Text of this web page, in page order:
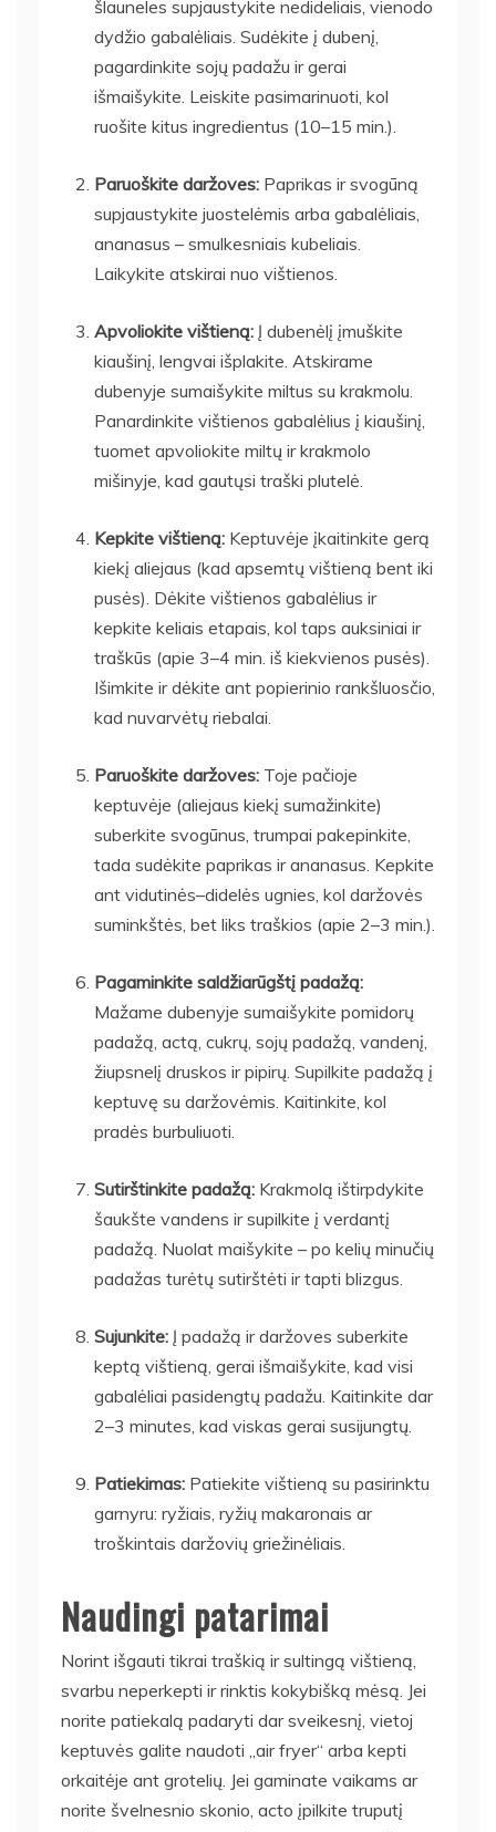
šlauneles supjaustykite nedideliais, vienodo
dydžio gabalėliais. Sudėkite į dubenį,
pagardinkite sojų padažu ir gerai
išmaišykite. Leiskite pasimarinuoti, kol
ruošite kitus ingredientus (10–15 min.).
Paruoškite daržoves: Paprikas ir svogūną
supjaustykite juostelėmis arba gabalėliais,
ananasus – smulkesniais kubeliais.
Laikykite atskirai nuo vištienos.
Apvoliokite vištieną: Į dubenėlį įmuškite
kiaušinį, lengvai išplakite. Atskirame
dubenyje sumaišykite miltus su krakmolu.
Panardinkite vištienos gabalėlius į kiaušinį,
tuomet apvoliokite miltų ir krakmolo
mišinyje, kad gautųsi traški plutelė.
Kepkite vištieną: Keptuvėje įkaitinkite gerą
kiekį aliejaus (kad apsemtų vištieną bent iki
pusės). Dėkite vištienos gabalėlius ir
kepkite keliais etapais, kol taps auksiniai ir
traškūs (apie 3–4 min. iš kiekvienos pusės).
Išimkite ir dėkite ant popierinio rankšluosčio,
kad nuvarvėtų riebalai.
Paruoškite daržoves: Toje pačioje
keptuvėje (aliejaus kiekį sumažinkite)
suberkite svogūnus, trumpai pakepinkite,
tada sudėkite paprikas ir ananasus. Kepkite
ant vidutinės–didelės ugnies, kol daržovės
suminkštės, bet liks traškios (apie 2–3 min.).
Pagaminkite saldžiarūgštį padažą:
Mažame dubenyje sumaišykite pomidorų
padažą, actą, cukrų, sojų padažą, vandenį,
žiupsnelį druskos ir pipirų. Supilkite padažą į
keptuvę su daržovėmis. Kaitinkite, kol
pradės burbuliuoti.
Sutirštinkite padažą: Krakmolą ištirpdykite
šaukšte vandens ir supilkite į verdantį
padažą. Nuolat maišykite – po kelių minučių
padažas turėtų sutirštėti ir tapti blizgus.
Sujunkite: Į padažą ir daržoves suberkite
keptą vištieną, gerai išmaišykite, kad visi
gabalėliai pasidengtų padažu. Kaitinkite dar
2–3 minutes, kad viskas gerai susijungtų.
Patiekimas: Patiekite vištieną su pasirinktu
garnyru: ryžiais, ryžių makaronais ar
troškintais daržovių griežinėliais.
Naudingi patarimai
Norint išgauti tikrai traškią ir sultingą vištieną,
svarbu neperkepti ir rinktis kokybišką mėsą. Jei
norite patiekalą padaryti dar sveikesnį, vietoj
keptuvės galite naudoti „air fryer“ arba kepti
orkaitėje ant grotelių. Jei gaminate vaikams ar
norite švelnesnio skonio, acto įpilkite truputį